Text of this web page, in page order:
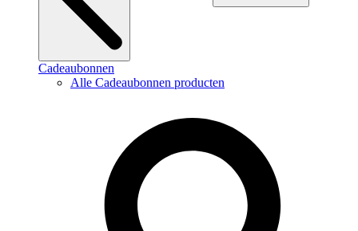
Cadeaubonnen
Alle Cadeaubonnen producten